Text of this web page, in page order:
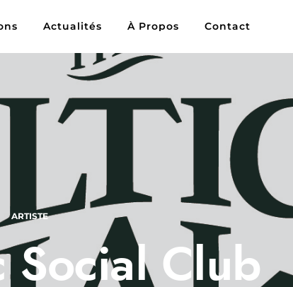
Actualités À Propos Contact
ARTISTE
Social Club